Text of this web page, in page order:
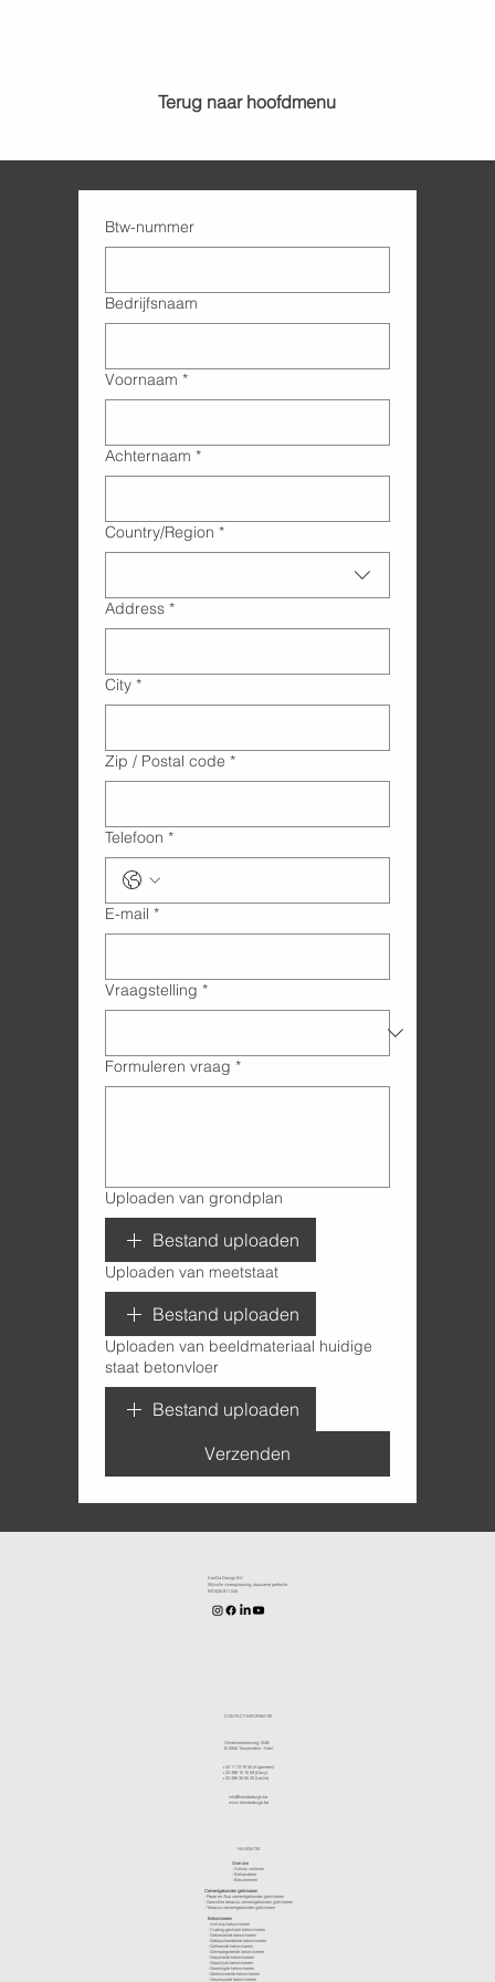
Terug naar hoofdmenu
Btw-nummer
Bedrijfsnaam
Voornaam *
Achternaam *
Adres met meerdere regels
Country/Region *
Address *
City *
Zip / Postal code *
Telefoon *
E-mail *
Vraagstelling *
Formuleren vraag *
Uploaden van grondplan
Bestand uploaden
Uploaden van meetstaat
Bestand uploaden
Uploaden van beeldmateriaal huidige
staat betonvloer
Bestand uploaden
Verzenden
KenDa Design BV.
Stijlvolle vloeroplossing, duurzame perfectie
BE1030.911.545
CONTACT INFORMATIE
Olmensesteenweg 124B
B-3945 Tessenderlo - Ham
+32 11 72 76 55
(Algemeen)
+32 498 10 16 59
(Davy)
+32 496 30 65 30
(Leslie)
info@kendadesign.be
www.kendadesign.be
NAVIGATIE
Over ons
-Advies verlenen
- Behandelen
- Beschermen
Cementgebonden gietvloeren
- Peper en Zout cementgebonden gietvloeren
- Gewolkte terrazzo cementgebonden gietvloeren
- Terrazzo cementgebonden gietvloeren
Betonvloeren
Anti-slip betonvloeren
Coating gestripte betonvloeren
Geborstelde betonvloeren
Gebouchardeerde betonvloeren
Gefreesde betonvloeren
Geïmpregneerde betonvloeren
Gepolierde betonvloeren
Gepolijste betonvloeren
- Gereinigde betonvloeren
Gerenoveerde betonvloeren
Geschuurde betonvloeren